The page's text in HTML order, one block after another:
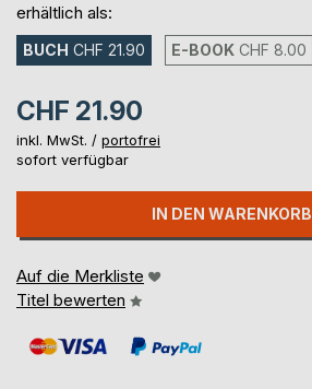
erhältlich als:
BUCH CHF 21.90 E-BOOK CHF 8.00
CHF 21.90
inkl. MwSt. / portofrei
sofort verfügbar
IN DEN WARENKORB
Auf die Merkliste
Titel bewerten